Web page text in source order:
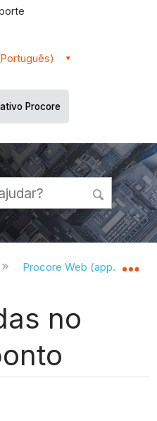
Procore
hierarquia
Procore Web
no